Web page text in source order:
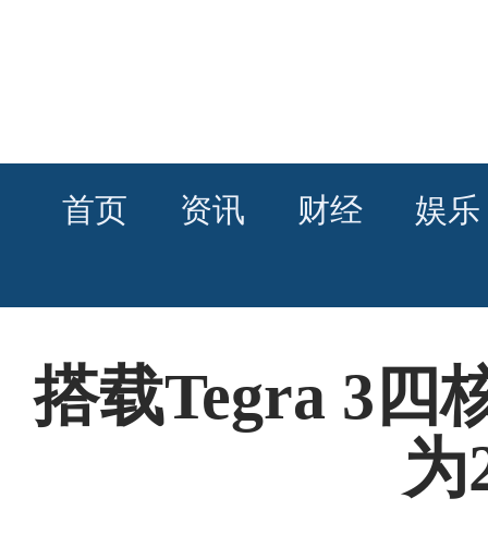
首页 资讯 财经 娱乐
搭载Tegra 3四
为